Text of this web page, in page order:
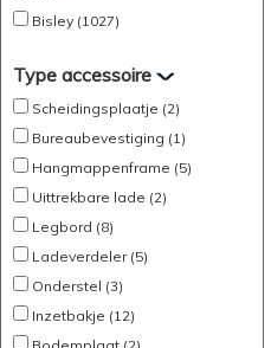
Bisley (1027)
Type accessoire
Scheidingsplaatje (2)
Bureaubevestiging (1)
Hangmappenframe (5)
Uittrekbare lade (2)
Legbord (8)
Ladeverdeler (5)
Onderstel (3)
Inzetbakje (12)